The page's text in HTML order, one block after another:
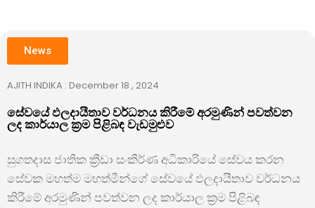
News
AJITH INDIKA : December 18 , 2024
සේවයේ ඵලදායීතාව වර්ධනය කිරී⁣මේ අරමුණින් පවත්වන
ලද කාර්යාල ක්‍රම පිළිබඳ වැඩමුළුව
සුගතදාස ජාතික ක්‍රීඩා සංකීර්ණ අධිකාරියේ සේවය කරන
සේවක මහත්ම මහත්මීන්ගේ සේවයේ ඵලදායීතාව වර්ධනය
කිරී⁣මේ අරමුණින් පවත්වන ලද කාර්යාල ක්‍රම පිළිබඳ